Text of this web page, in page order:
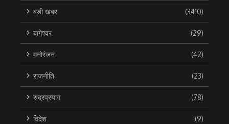
बड़ी खबर (3410)
बागेश्वर (29)
मनोरंजन (42)
राजनीति (23)
रुद्रप्रयाग (78)
विदेश (9)